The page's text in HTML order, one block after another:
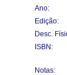
Ano:
Edição:
Desc.
ISBN:
Notas: